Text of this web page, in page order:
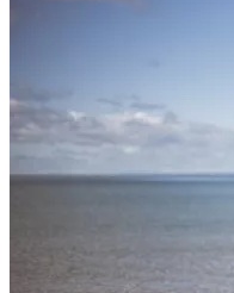
Index
Sujets